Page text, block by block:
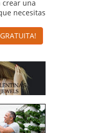
crear una
necesitas